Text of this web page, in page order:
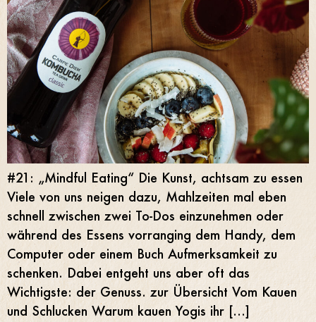
#21: „Mindful Eating“ Die Kunst, achtsam zu essen
Viele von uns neigen dazu, Mahlzeiten mal eben
schnell zwischen zwei To-Dos einzunehmen oder
während des Essens vorranging dem Handy, dem
Computer oder einem Buch Aufmerksamkeit zu
schenken. Dabei entgeht uns aber oft das
Wichtigste: der Genuss. zur Übersicht Vom Kauen
und Schlucken Warum kauen Yogis ihr […]